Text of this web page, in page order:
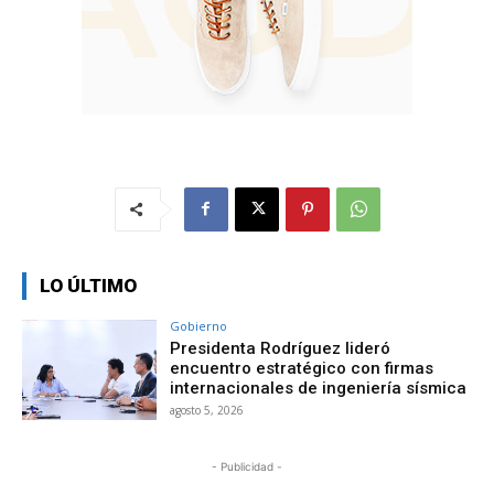
LO ÚLTIMO
Gobierno
Presidenta Rodríguez lideró
encuentro estratégico con firmas
internacionales de ingeniería sísmica
agosto 5, 2026
- Publicidad -